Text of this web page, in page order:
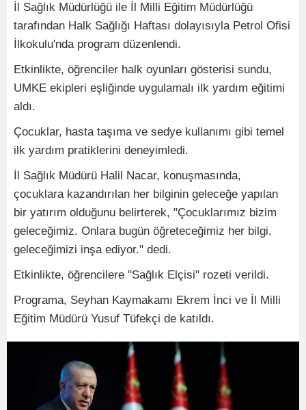
İl Sağlık Müdürlüğü ile İl Milli Eğitim Müdürlüğü
tarafından Halk Sağlığı Haftası dolayısıyla Petrol Ofisi
İlkokulu'nda program düzenlendi.
Etkinlikte, öğrenciler halk oyunları gösterisi sundu,
UMKE ekipleri eşliğinde uygulamalı ilk yardım eğitimi
aldı.
Çocuklar, hasta taşıma ve sedye kullanımı gibi temel
ilk yardım pratiklerini deneyimledi.
İl Sağlık Müdürü Halil Nacar, konuşmasında,
çocuklara kazandırılan her bilginin geleceğe yapılan
bir yatırım olduğunu belirterek, "Çocuklarımız bizim
geleceğimiz. Onlara bugün öğreteceğimiz her bilgi,
geleceğimizi inşa ediyor." dedi.
Etkinlikte, öğrencilere "Sağlık Elçisi" rozeti verildi.
Programa, Seyhan Kaymakamı Ekrem İnci ve İl Milli
Eğitim Müdürü Yusuf Tüfekçi de katıldı.